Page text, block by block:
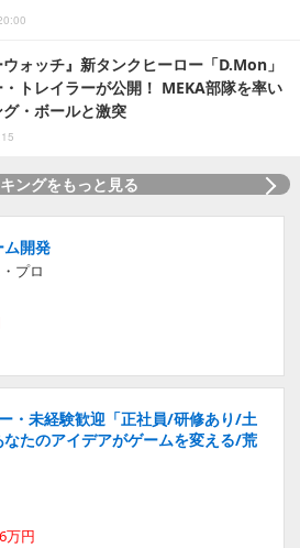
ウォッチ』新タンクヒーロー「D.Mon」
トレイラーが公開！ MEKA部隊を率い
・ボールと激突
ングをもっと見る
開発
プロ
・未経験歓迎「正社員/研修あり/土
たのアイデアがゲームを変える/荒
万円